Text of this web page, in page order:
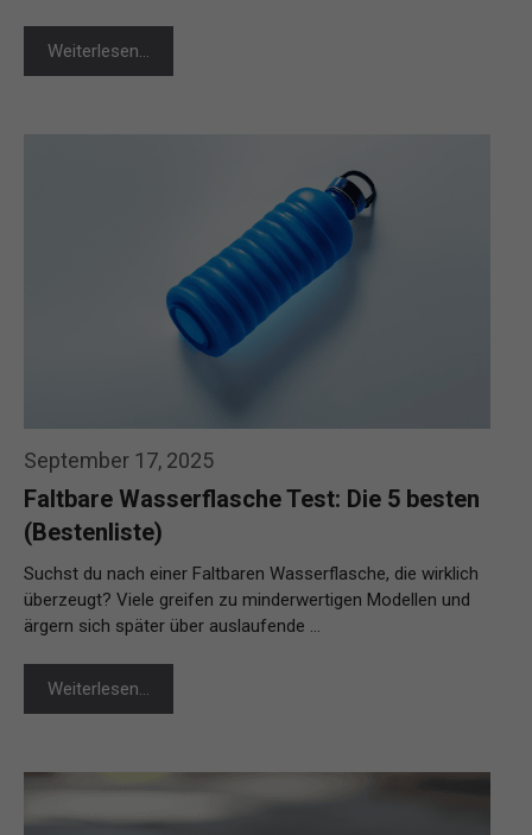
Weiterlesen…
September 17, 2025
Faltbare Wasserflasche Test: Die 5 besten
(Bestenliste)
Suchst du nach einer Faltbaren Wasserflasche, die wirklich
überzeugt? Viele greifen zu minderwertigen Modellen und
ärgern sich später über auslaufende …
Weiterlesen…